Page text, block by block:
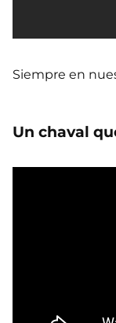
Siempre en
Un chaval